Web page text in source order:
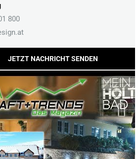
800
JETZT NACHRICHT SENDEN